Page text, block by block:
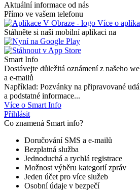
Aktuální informace od nás
Přímo ve vašem telefonu
Více o
Stáhněte si naši mobilní aplikaci na
Smart Info
Dostávejte důležitá oznámení z našeho
a e-mailů
Například: Pozvánky na připravované
a podstatné informace...
Více o Smart Info
Přihlásit
Co znamená Smart info?
Doručování SMS a e-mailů
Bezplatná služba
Jednoduchá a rychlá registrace
Možnost výběru kategorií zpráv
Jeden účet pro více služeb
Osobní údaje v bezpečí